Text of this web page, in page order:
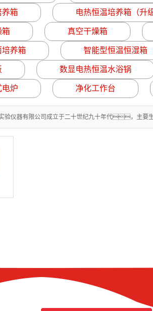
养箱 电热恒温培养箱（升
箱 真空干燥箱
培养箱 智能型恒温恒湿箱
数显电热恒温水浴锅
电炉 净化工作台
实验仪器有限公司成立于二十世纪九十年代，